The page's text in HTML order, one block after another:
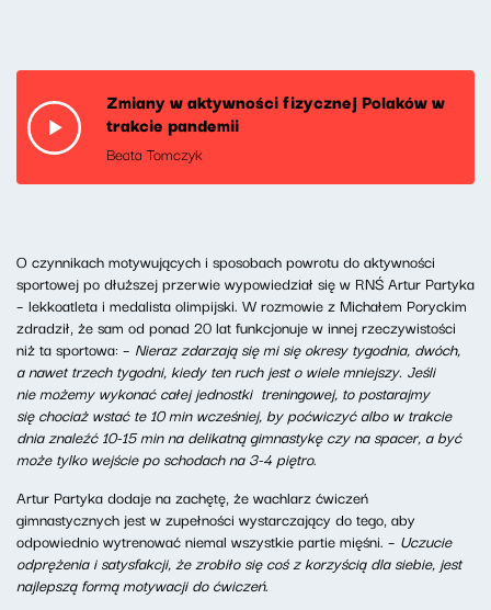
Zmiany w aktywności fizycznej Polaków w
trakcie pandemii
Beata Tomczyk
O czynnikach motywujących i sposobach powrotu do aktywności
sportowej po dłuższej przerwie wypowiedział się w RNŚ Artur Partyka
– lekkoatleta i medalista olimpijski. W rozmowie z Michałem Poryckim
zdradził, że sam od ponad 20 lat funkcjonuje w innej rzeczywistości
niż ta sportowa: – Nieraz zdarzają się mi się okresy tygodnia, dwóch,
a nawet trzech tygodni, kiedy ten ruch jest o wiele mniejszy. Jeśli
nie możemy wykonać całej jednostki treningowej, to postarajmy
się chociaż wstać te 10 min wcześniej, by poćwiczyć albo w trakcie
dnia znaleźć 10-15 min na delikatną gimnastykę czy na spacer, a być
może tylko wejście po schodach na 3-4 piętro.
Artur Partyka dodaje na zachętę, że wachlarz ćwiczeń
gimnastycznych jest w zupełności wystarczający do tego, aby
odpowiednio wytrenować niemal wszystkie partie mięśni. – Uczucie
odprężenia i satysfakcji, że zrobiło się coś z korzyścią dla siebie, jest
najlepszą formą motywacji do ćwiczeń.